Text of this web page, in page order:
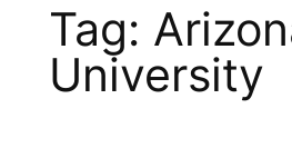
Tag:
University